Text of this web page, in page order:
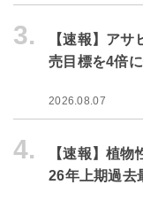
3.
【速報】ア
売目標を4倍
2026.08.07
4.
【速報】植
26年上期過去